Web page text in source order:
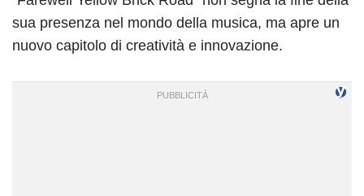
sua presenza nel mondo della musica, ma apre un
nuovo capitolo di creatività e innovazione.